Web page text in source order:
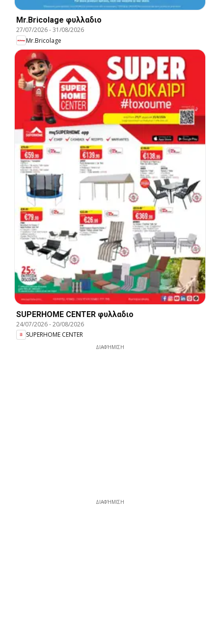
Mr.Bricolage φυλλαδιο
27/07/2026-31/08/2026
Mr.Bricolage
SUPERHOME CENTER φυλλαδιο
24/07/2026-20/08/2026
SUPERHOME CENTER
ΔΙΑΦΉΜΙΣΗ
ΔΙΑΦΉΜΙΣΗ